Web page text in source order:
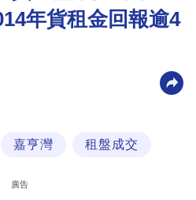
年貨租金回報逾4
嘉亨灣 租盤成交
廣告